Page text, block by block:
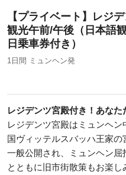
【プライベート】レジ
観光午前/午後（日本語
日乗車券付き）
1日間 ミュンヘン発
レジデンツ宮殿付き！あな
レジデンツ宮殿はミュンヘ
国ヴィッテルスバッハ王家
一般公開され、ミュンヘン
とともに旧市街散策もお楽し